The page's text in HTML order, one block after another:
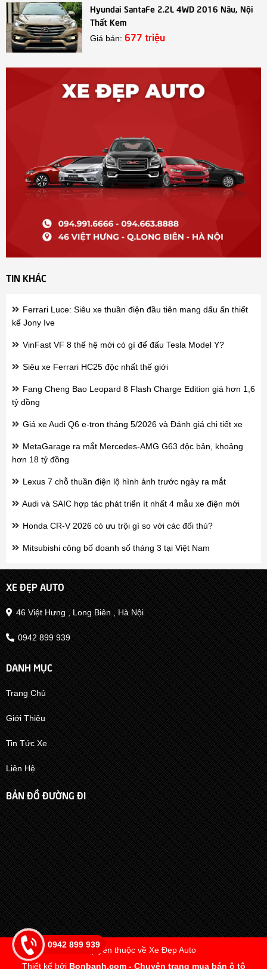
Hyundai SantaFe 2.2L 4WD 2016 Nâu, Nội
Thất Kem
Giá bán:677 triệu
TIN KHÁC
Ferrari Luce: Siêu xe thuần điện đầu tiên mang dấu ấn thiết
kế Jony Ive
VinFast VF 8 thế hệ mới có gì để đấu Tesla Model Y?
Siêu xe Ferrari HC25 độc nhất thế giới
Fang Cheng Bao Leopard 8 Flash Charge Edition giá hơn 1,6
tỷ đồng
Giá xe Audi Q6 e-tron tháng 5/2026 và Đánh giá chi tiết xe
MetaGarage ra mắt Mercedes-AMG G63 độc bản, khoảng
hơn 18 tỷ đồng
Lexus 7 chỗ thuần điện lộ hình ảnh trước ngày ra mắt
Audi và SAIC hợp tác phát triển ít nhất 4 mẫu xe điện mới
Honda CR-V 2026 có ưu trội gì so với các đối thủ?
Mitsubishi công bố doanh số tháng 3 tại Việt Nam
XE ĐẸP AUTO
46 Việt Hưng , Long Biên , Hà Nội
0942 899 939
DANH MỤC
Trang Chủ
Giới Thiệu
Tin Tức Xe
Liên Hệ
BẢN ĐỒ ĐƯỜNG ĐI
Bản quyền thuộc về Xe Đẹp Auto
Thiết kế bởi Bonbanh.com - Chuyên trang mua bán ô tô
0942 899 939